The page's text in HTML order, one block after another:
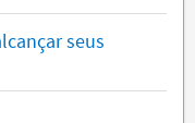
seus